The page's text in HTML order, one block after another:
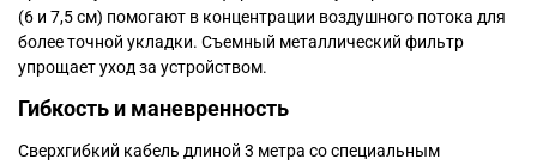
(6 и 7,5 см) помогают в концентрации воздушного потока для
более точной укладки. Съемный металлический фильтр
упрощает уход за устройством.
Гибкость и маневренность
Сверхгибкий кабель длиной 3 метра со специальным